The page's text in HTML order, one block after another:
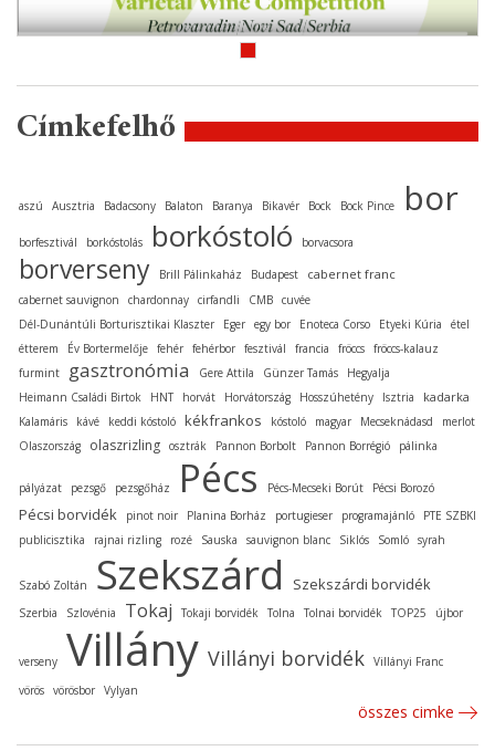
Címkefelhő
aszú Ausztria Badacsony Balaton Baranya Bikavér Bock Bock Pince bor
borfesztivál borkóstolás borkóstoló borvacsora
borverseny Brill Pálinkaház Budapest cabernet franc
cabernet sauvignon chardonnay cirfandli CMB cuvée
Dél-Dunántúli Borturisztikai Klaszter
Eger egy bor Enoteca Corso Etyeki Kúria
étel
étterem
Év Bortermelője fehér fehérbor fesztivál francia fröccs fröccs-kalauz
furmint
gasztronómia Gere Attila Günzer Tamás
Hegyalja
Heimann Családi Birtok
HNT horvát Horvátország Hosszúhetény Isztria kadarka
Kalamáris kávé keddi kóstoló kékfrankos kóstoló magyar Mecseknádasd
merlot
Olaszország
olaszrizling osztrák Pannon Borbolt Pannon Borrégió pálinka
pályázat pezsgő pezsgőház Pécs Pécs-Mecseki Borút Pécsi Borozó
Pécsi borvidék pinot noir Planina Borház portugieser programajánló
PTE SZBKI
publicisztika
rajnai rizling rozé Sauska sauvignon blanc Siklós Somló syrah
Szabó Zoltán Szekszárd Szekszárdi borvidék
Szerbia Szlovénia Tokaj Tokaji borvidék Tolna Tolnai borvidék TOP25 újbor
verseny Villány Villányi borvidék Villányi Franc
vörös vörösbor Vylyan
összes cimke